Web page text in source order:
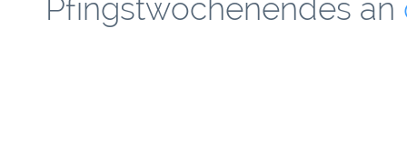
Pfingstwochenendes an